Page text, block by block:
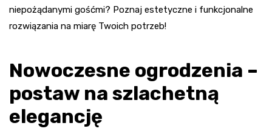
niepożądanymi gośćmi? Poznaj estetyczne i funkcjonalne
rozwiązania na miarę Twoich potrzeb!
Nowoczesne ogrodzenia –
postaw na szlachetną
elegancję